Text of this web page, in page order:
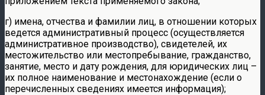
г) имена, отчества и фамилии лиц, в отношении которых
ведется административный процесс (осуществляется
административное производство), свидетелей, их
местожительство или местопребывание, гражданство,
занятие, место и дату рождения, для юридических лиц –
их полное наименование и местонахождение (если о
перечисленных сведениях имеется информация);